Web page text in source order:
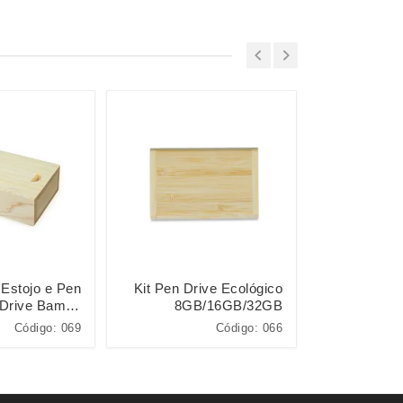
e Pen
Bambu
16GB/32GB
Código: 069
Kit Pen Drive Ecológico
8GB/16GB/32GB
Código: 066